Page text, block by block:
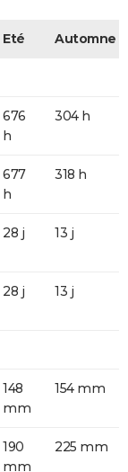
Eté Automne
676
h
304 h
677
h
318 h
28 j 13 j
28 j 13 j
148
mm
154 mm
190
mm
225 mm